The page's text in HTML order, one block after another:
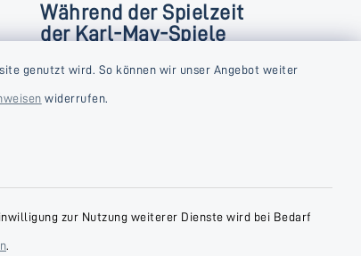
genutzt wird. So können wir unser Angebot weiter
widerrufen.
zur Nutzung weiterer Dienste wird bei Bedarf
.
Während der Spielzeit
der Karl-May-Spiele
Donnerstag und Freitag